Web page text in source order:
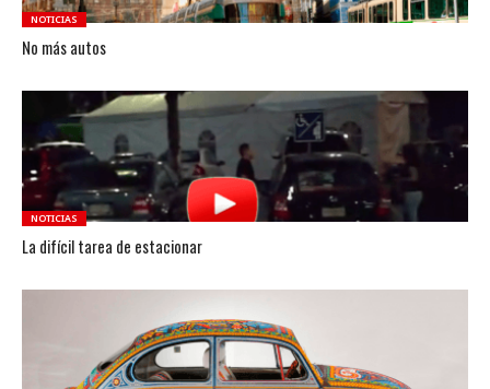
NOTICIAS
No más autos
NOTICIAS
La difícil tarea de estacionar